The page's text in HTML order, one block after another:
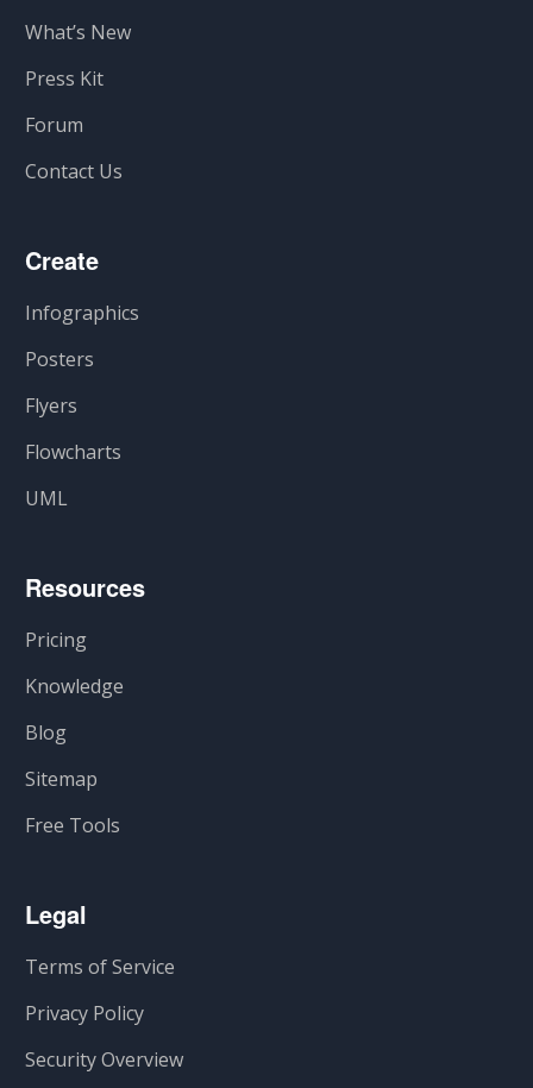
What’s New
Press Kit
Forum
Contact Us
Create
Infographics
Posters
Flyers
Flowcharts
UML
Resources
Pricing
Knowledge
Blog
Sitemap
Free Tools
Legal
Terms of Service
Privacy Policy
Security Overview